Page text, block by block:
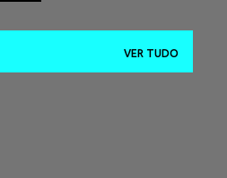
VER TUDO